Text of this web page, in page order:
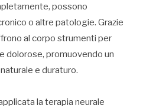
possono
o altre patologie. Grazie
al corpo strumenti per
dolorose, promuovendo un
e duraturo.
la terapia neurale